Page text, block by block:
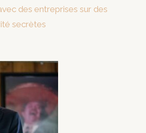
des entreprises sur des
secrètes